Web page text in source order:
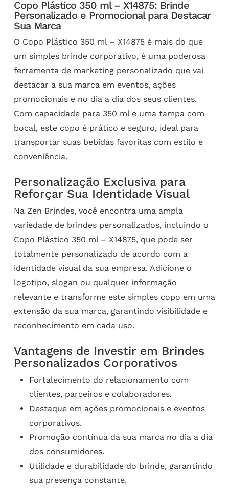
Copo Plástico 350 ml – X14875: Brinde
Personalizado e Promocional para Destacar
Sua Marca
O Copo Plástico 350 ml – X14875 é mais do que
um simples brinde corporativo, é uma poderosa
ferramenta de marketing personalizado que vai
destacar a sua marca em eventos, ações
promocionais e no dia a dia dos seus clientes.
Com capacidade para 350 ml e uma tampa com
bocal, este copo é prático e seguro, ideal para
transportar suas bebidas favoritas com estilo e
conveniência.
Personalização Exclusiva para
Reforçar Sua Identidade Visual
Na Zen Brindes, você encontra uma ampla
variedade de brindes personalizados, incluindo o
Copo Plástico 350 ml – X14875, que pode ser
totalmente personalizado de acordo com a
identidade visual da sua empresa. Adicione o
logotipo, slogan ou qualquer informação
relevante e transforme este simples copo em uma
extensão da sua marca, garantindo visibilidade e
reconhecimento em cada uso.
Vantagens de Investir em Brindes
Personalizados Corporativos
Fortalecimento do relacionamento com
clientes, parceiros e colaboradores.
Destaque em ações promocionais e eventos
corporativos.
Promoção contínua da sua marca no dia a dia
dos consumidores.
Utilidade e durabilidade do brinde, garantindo
sua presença constante.